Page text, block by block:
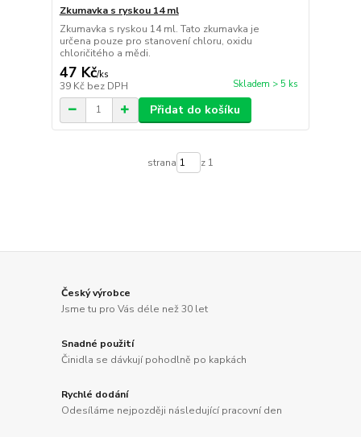
Zkumavka s ryskou 14 ml
Zkumavka s ryskou 14 ml. Tato zkumavka je
určena pouze pro stanovení chloru, oxidu
chloričitého a mědi.
47 Kč/ks
39 Kč bez DPH Skladem > 5 ks
Přidat do košíku
strana z 1
Český výrobce
Jsme tu pro Vás déle než 30 let
Snadné použití
Činidla se dávkují pohodlně po kapkách
Rychlé dodání
Odesíláme nejpozději následující pracovní den